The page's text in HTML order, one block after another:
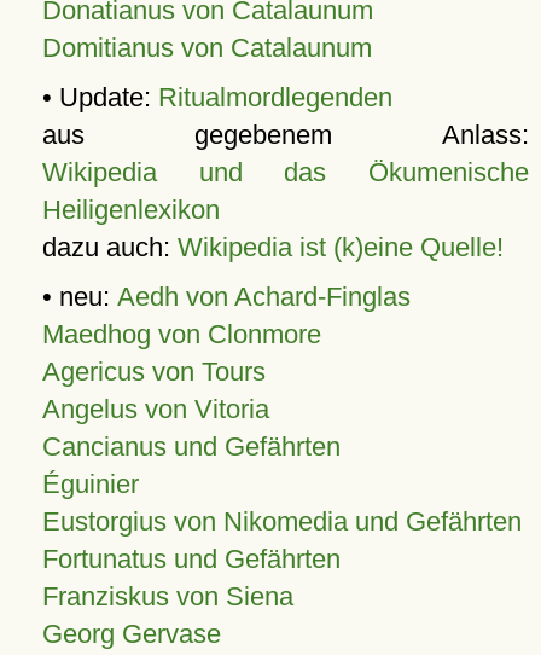
Donatianus von Catalaunum
Domitianus von Catalaunum
• Update: Ritualmordlegenden
aus gegebenem Anlass:
Wikipedia und das Ökumenische
Heiligenlexikon
dazu auch: Wikipedia ist (k)eine Quelle!
• neu: Aedh von Achard-Finglas
Maedhog von Clonmore
Agericus von Tours
Angelus von Vitoria
Cancianus und Gefährten
Éguinier
Eustorgius von Nikomedia und Gefährten
Fortunatus und Gefährten
Franziskus von Siena
Georg Gervase